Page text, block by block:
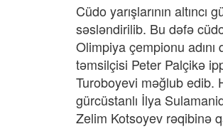
Cüdo yarışlarının
səsləndirilib. Bu dəfə
Olimpiya çempionu
təmsilçisi Peter Palçikə
Turoboyevi məğlub edib.
gürcüstanlı İlya
Zelim Kotsoyev rəqibinə